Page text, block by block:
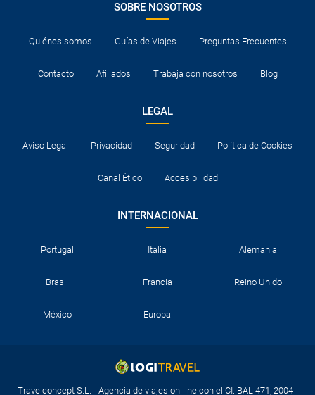
SOBRE NOSOTROS
Quiénes somos Guías de Viajes Preguntas Frecuentes
Contacto Afiliados Trabaja con nosotros Blog
LEGAL
Aviso Legal Privacidad Seguridad Política de Cookies
Canal Ético Accesibilidad
INTERNACIONAL
Portugal Italia Alemania
Brasil Francia Reino Unido
México Europa
Travelconcept S.L. - Agencia de viajes on-line con el CI. BAL 471, 2004 -